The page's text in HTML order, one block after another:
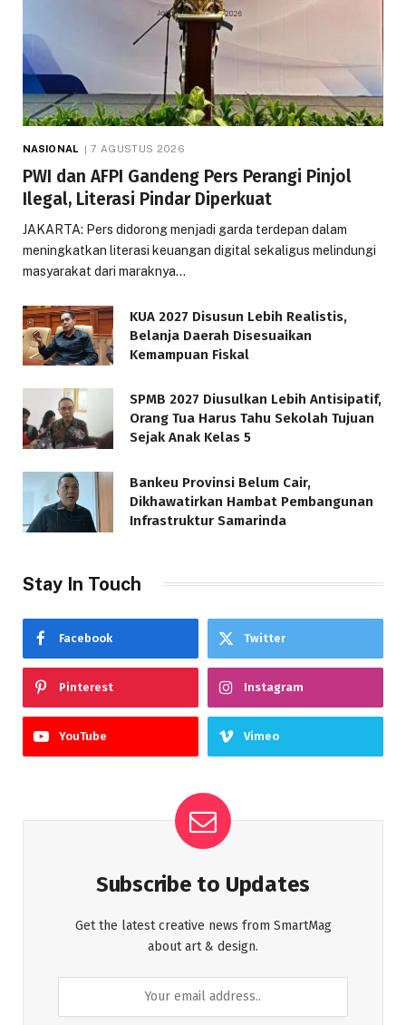
NASIONAL 7 AGUSTUS 2026
PWI dan AFPI Gandeng Pers Perangi Pinjol
Ilegal, Literasi Pindar Diperkuat
JAKARTA: Pers didorong menjadi garda terdepan dalam
meningkatkan literasi keuangan digital sekaligus melindungi
masyarakat dari maraknya…
KUA 2027 Disusun Lebih Realistis,
Belanja Daerah Disesuaikan
Kemampuan Fiskal
SPMB 2027 Diusulkan Lebih Antisipatif,
Orang Tua Harus Tahu Sekolah Tujuan
Sejak Anak Kelas 5
Bankeu Provinsi Belum Cair,
Dikhawatirkan Hambat Pembangunan
Infrastruktur Samarinda
Stay In Touch
Facebook Twitter
Pinterest Instagram
YouTube Vimeo
Subscribe to Updates
Get the latest creative news from SmartMag
about art & design.